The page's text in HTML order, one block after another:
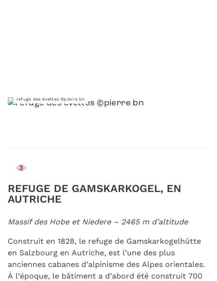
refuge des évettes ©pierre bn
3
REFUGE DE GAMSKARKOGEL, EN
AUTRICHE
Massif des Hobe et Niedere – 2465 m d’altitude
Construit en 1828, le refuge de Gamskarkogelhütte
en Salzbourg en Autriche, est l’une des plus
anciennes cabanes d’alpinisme des Alpes orientales.
À l’époque, le bâtiment a d’abord été construit 700